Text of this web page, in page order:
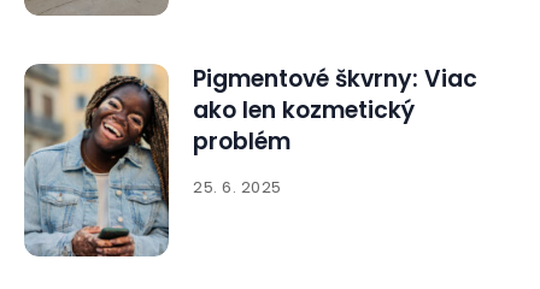
Pigmentové škvrny: Viac
ako len kozmetický
problém
25. 6. 2025